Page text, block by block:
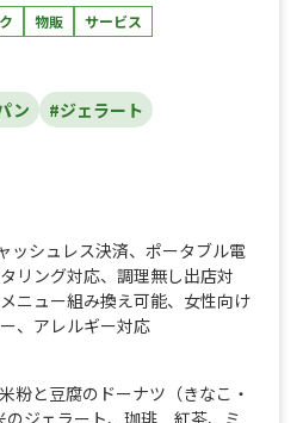
物販 サービス
ン #ジェラート
ッシュレス決済、 ポータブル電
リング対応、 調理無し出店対
メニュー組み換え可能、 女性向け
、 アレルギー対応
粉と豆腐のドーナツ（きなこ・
のジェラート、珈琲 紅茶、ミ